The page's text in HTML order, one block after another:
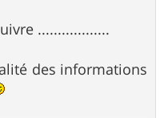
..................
des informations